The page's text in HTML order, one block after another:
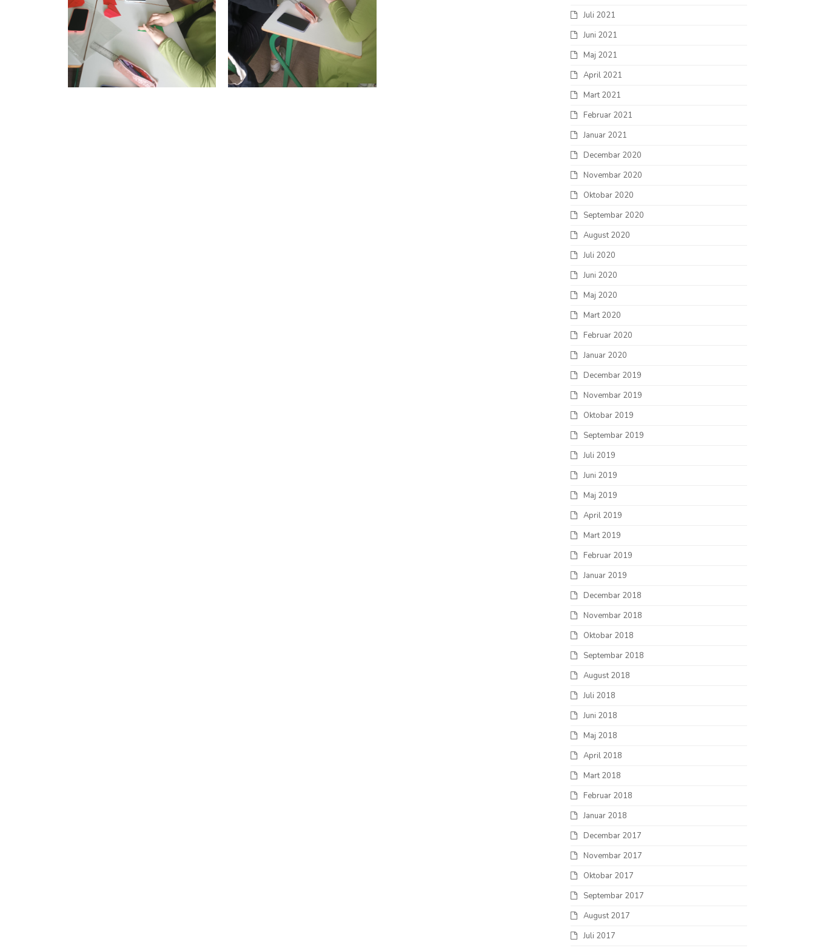
Juli 2021
Juni 2021
Maj 2021
April 2021
Mart 2021
Februar 2021
Januar 2021
Decembar 2020
Novembar 2020
Oktobar 2020
Septembar 2020
August 2020
Juli 2020
Juni 2020
Maj 2020
Mart 2020
Februar 2020
Januar 2020
Decembar 2019
Novembar 2019
Oktobar 2019
Septembar 2019
Juli 2019
Juni 2019
Maj 2019
April 2019
Mart 2019
Februar 2019
Januar 2019
Decembar 2018
Novembar 2018
Oktobar 2018
Septembar 2018
August 2018
Juli 2018
Juni 2018
Maj 2018
April 2018
Mart 2018
Februar 2018
Januar 2018
Decembar 2017
Novembar 2017
Oktobar 2017
Septembar 2017
August 2017
Juli 2017